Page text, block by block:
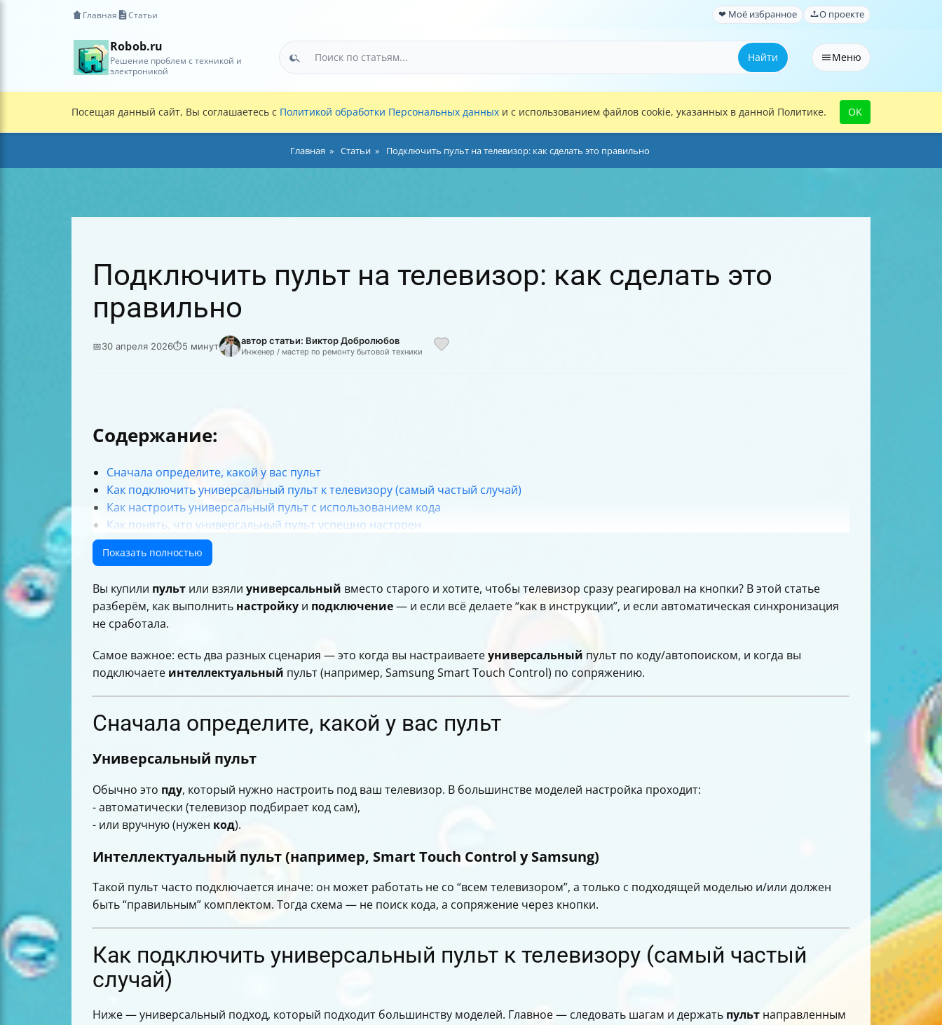
Главная Статьи ❤ Моё избранное О проекте
Robob.ru
Решение проблем с техникой и
электроникой
Найти Меню
Посещая данный сайт, Вы соглашаетесь с Политикой обработки Персональных данных и с использованием файлов cookie, указанных в данной Политике. OK
Главная Статьи Подключить пульт на телевизор: как сделать это правильно
Подключить пульт на телевизор: как сделать это
правильно
📅30 апреля 2026⏱5 минут автор статьи: Виктор Добролюбов
Инженер / мастер по ремонту бытовой техники
Содержание:
Сначала определите, какой у вас пульт
Как подключить универсальный пульт к телевизору (самый частый случай)
Как настроить универсальный пульт с использованием кода
Как понять, что универсальный пульт успешно настроен
Важный нюанс про батарейки: как не потерять настройки
Технология CEC: когда универсальный пульт может работать иначе
Что делать, если не получилось: быстрая схема диагностики
Таблица: какие способы использовать в зависимости от ситуации
Короткий итог
Показать полностью
Вы купили пульт или взяли универсальный вместо старого и хотите, чтобы телевизор сразу реагировал на кнопки? В этой статье
разберём, как выполнить настройку и подключение— и если всё делаете “как в инструкции”, и если автоматическая синхронизация
не сработала.
Самое важное: есть два разных сценария — это когда вы настраиваетеуниверсальный пульт по коду/автопоиском, и когда вы
подключаете интеллектуальный пульт (например, Samsung Smart Touch Control) по сопряжению.
Сначала определите, какой у вас пульт
Универсальный пульт
Обычно это пду, который нужно настроить под ваш телевизор. В большинстве моделей настройка проходит:
- автоматически (телевизор подбирает код сам),
- или вручную (нужен код).
Интеллектуальный пульт (например, Smart Touch Control у Samsung)
Такой пульт часто подключается иначе: он может работать не со “всем телевизором”, а только с подходящей моделью и/или должен
быть “правильным” комплектом. Тогда схема — не поиск кода, а сопряжение через кнопки.
Как подключить универсальный пульт к телевизору (самый частый
случай)
Ниже — универсальный подход, который подходит большинству моделей. Главное — следовать шагам и держать пульт направленным